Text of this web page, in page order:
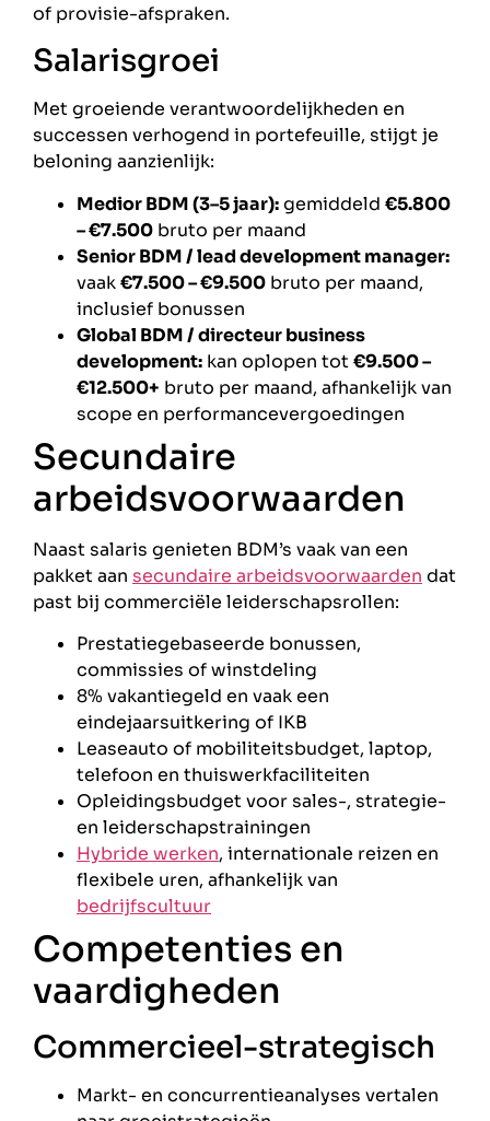
of provisie-afspraken.
Salarisgroei
Met groeiende verantwoordelijkheden en
successen verhogend in portefeuille, stijgt je
beloning aanzienlijk:
Medior BDM (3–5 jaar):gemiddeld €5.800
– €7.500 bruto per maand
Senior BDM / lead development manager:
vaak€7.500 – €9.500 bruto per maand,
inclusief bonussen
Global BDM / directeur business
development: kan oplopen tot€9.500 –
€12.500+ bruto per maand, afhankelijk van
scope en performancevergoedingen
Secundaire
arbeidsvoorwaarden
Naast salaris genieten BDM’s vaak van een
pakket aan secundaire arbeidsvoorwaarden dat
past bij commerciële leiderschapsrollen:
Prestatiegebaseerde bonussen,
commissies of winstdeling
8% vakantiegeld en vaak een
eindejaarsuitkering of IKB
Leaseauto of mobiliteitsbudget, laptop,
telefoon en thuiswerkfaciliteiten
Opleidingsbudget voor sales-, strategie-
en leiderschapstrainingen
Hybride werken, internationale reizen en
flexibele uren, afhankelijk van
bedrijfscultuur
Competenties en
vaardigheden
Commercieel-strategisch
Markt- en concurrentieanalyses vertalen